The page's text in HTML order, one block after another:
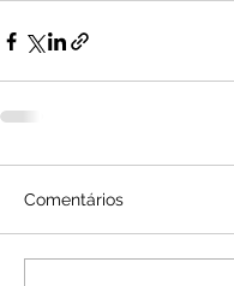
Comentários